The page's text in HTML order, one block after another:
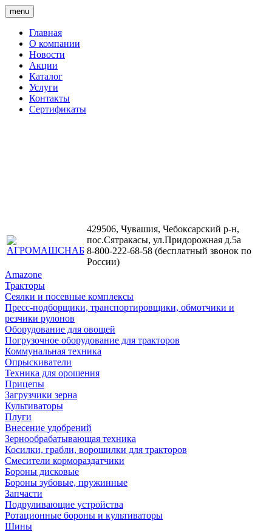
menu
Главная
О компании
Новости
Акции
Каталог
Услуги
Контакты
Сертификаты
429506, Чувашия, Чебоксарский р-н,
пос.Сятракасы, ул.Придорожная д.5а
8-800-222-68-58 (бесплатный звонок по
России)
Amazone
Тракторы
Сеялки и посевные комплексы
Пресс-подборщики, транспортировщики, обмотчики и
резчики рулонов
Оборудование для овощей
Погрузочное оборудование для тракторов
Коммунальная техника
Опрыскиватели
Техника для орошения
Прицепы
Загрузчики зерна
Культиваторы
Плуги
Внесение удобрений
Зернообрабатывающая техника
Косилки, грабли, ворошилки для тракторов
Смесители кормораздатчики
Бороны дисковые
Бороны зубовые, пружинные
Запчасти
Подруливающие устройства
Ротационные бороны и культиваторы
Шины